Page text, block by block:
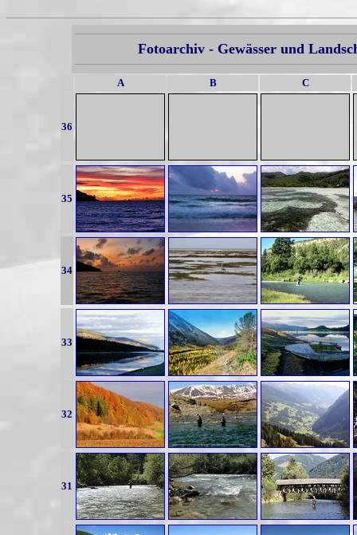
Fotoarchiv - Gewässer und
A B C
36
35
34
33
32
31